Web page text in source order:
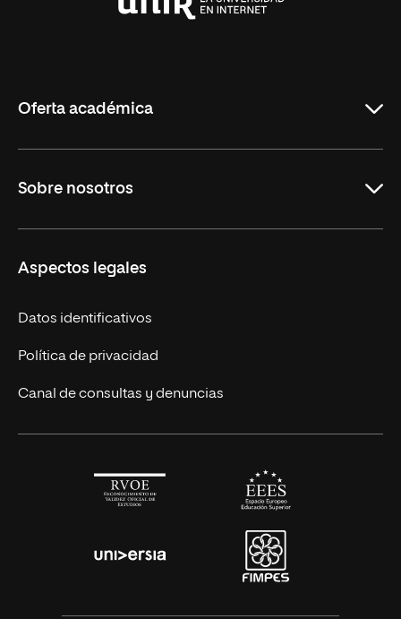
Oferta académica
Licenciaturas en línea
Cursos Europeos
Títulos Americanos
Alianza Newman
Sobre nosotros
Nuestros alumnos
Únete a nosotros
Actualidad
Solicita información
Aspectos legales
Datos identificativos
Política de privacidad
Canal de consultas y denuncias